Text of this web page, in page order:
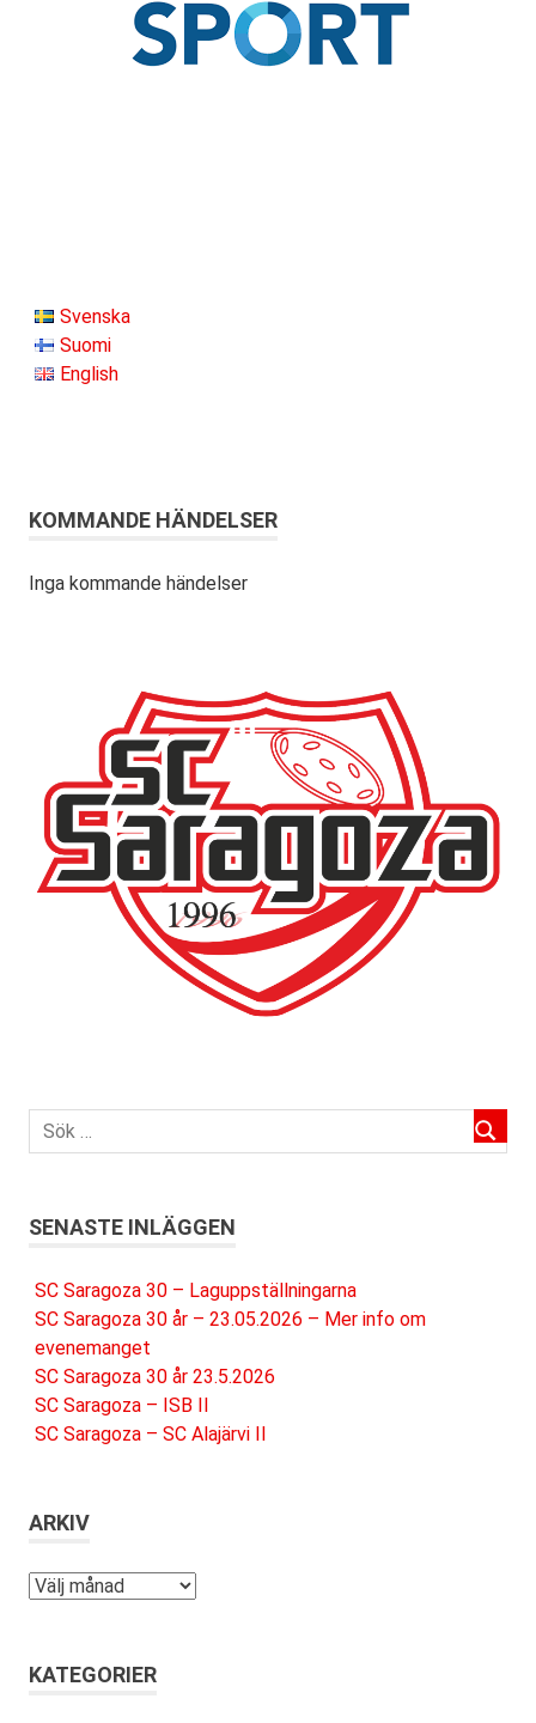
Svenska
Suomi
English
KOMMANDE HÄNDELSER
Inga kommande händelser
SENASTE INLÄGGEN
SC Saragoza 30 – Laguppställningarna
SC Saragoza 30 år – 23.05.2026 – Mer info om
evenemanget
SC Saragoza 30 år 23.5.2026
SC Saragoza – ISB II
SC Saragoza – SC Alajärvi II
ARKIV
Arkiv
KATEGORIER